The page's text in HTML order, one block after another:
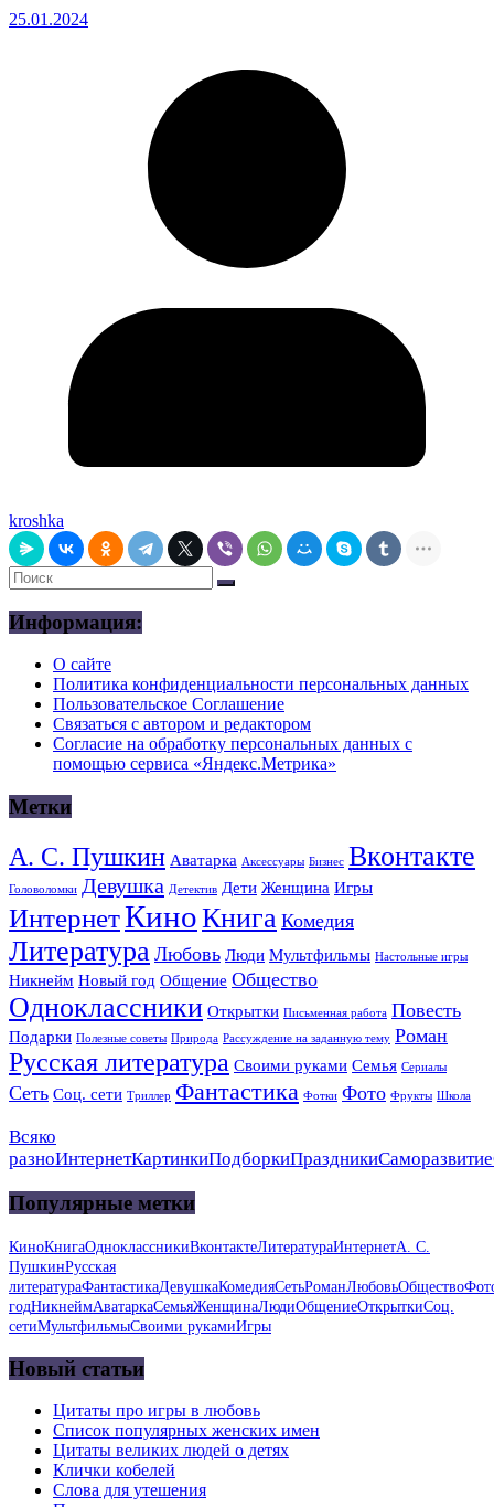
25.01.2024
kroshka
Информация:
О сайте
Политика конфиденциальности персональных данных
Пользовательское Соглашение
Связаться с автором и редактором
Согласие на обработку персональных данных с
помощью сервиса «Яндекс.Метрика»
Метки
А. С. Пушкин Аватарка Аксессуары Бизнес Вконтакте
Головоломки Девушка Детектив Дети Женщина Игры
ИнтернетКиноКнига Комедия
Литература Любовь Люди Мультфильмы Настольные игры
Никнейм Новый год Общение Общество
Одноклассники Открытки Письменная работа Повесть
Подарки Полезные советы Природа Рассуждение на заданную тему Роман
Русская литература Своими руками Семья Сериалы
Сеть Соц. сети Триллер Фантастика Фотки Фото Фрукты Школа
Всяко
разноИнтернетКартинкиПодборкиПраздникиСаморазвитие
Популярные метки
КиноКнигаОдноклассникиВконтактеЛитератураИнтернетА. С.
ПушкинРусская
литератураФантастикаДевушкаКомедияСетьРоманЛюбовьОбщество
годНикнеймАватаркаСемьяЖенщинаЛюдиОбщениеОткрыткиСоц.
сетиМультфильмыСвоими рукамиИгры
Новый статьи
Цитаты про игры в любовь
Список популярных женских имен
Цитаты великих людей о детях
Клички кобелей
Слова для утешения